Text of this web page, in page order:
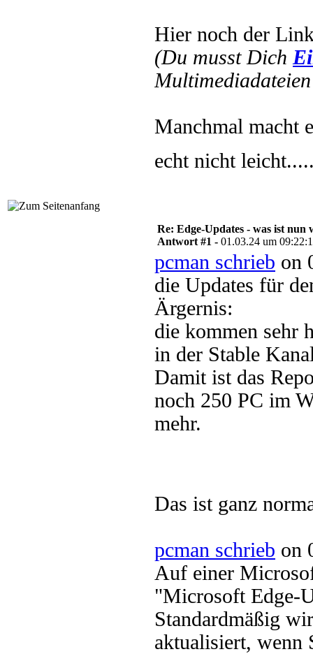
Hier noch der
(Du musst Dich
Manchmal macht
echt nicht
Re: Edge-Updates - was ist nun
Antwort #1 - 01.03.24 um
pcman schrieb on
die Updates für
Ärgernis:
die kommen sehr
in der Stable
Damit ist das
noch 250 PC im
mehr.
Das ist ganz
pcman schrieb on
Auf einer
"Microsoft Edge-
Standardmäßig
aktualisiert, wenn